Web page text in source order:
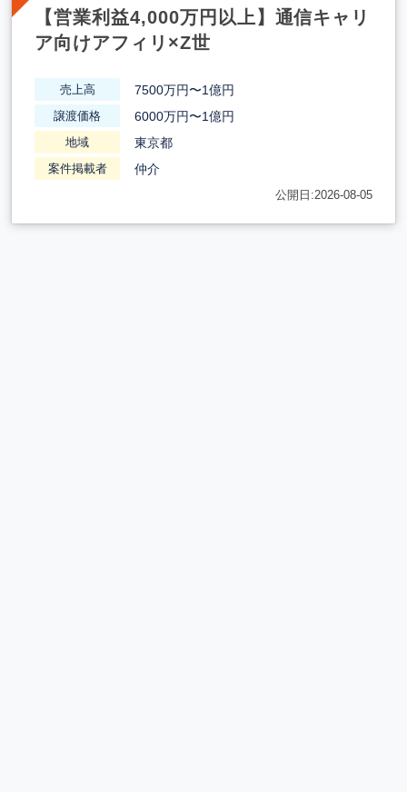
【営業利益4,000万円以上】通信キャリ
ア向けアフィリ×Z世
売上高 7500万円〜1億円
譲渡価格 6000万円〜1億円
地域 東京都
案件掲載者 仲介
公開日:2026-08-05